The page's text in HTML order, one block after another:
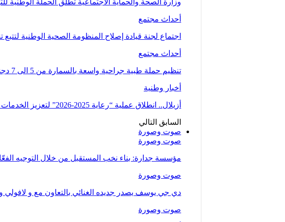
وزارة الصحة والحماية الاجتماعية تطلق الحملة
أحداث مجتمع
اجتماع لجنة قيادة إصلاح المنظومة الصحية الوطنية
أحداث مجتمع
تنظيم حملة طبية جراحية واسعة بالسمارة من 5 الى 7 دجنبر لتوسيع الولوج إلى العلاجات…
أخبار وطنية
أزيلال.. انطلاق عملية “رعاية 2025-2026” لتعزيز الخدمات الصحية لفائدة…
السابق التالي
صوت وصورة
صوت وصورة
مؤسسة جدارة: بناء نخب المستقبل من خلال التوجيه
صوت وصورة
دي جي يوسف يصدر جديده الغنائي بالتعاون مع و لافولي
صوت وصورة